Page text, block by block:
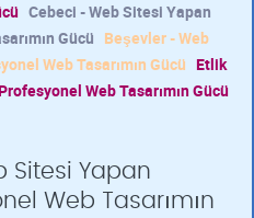
Cebeci - Web Sitesi Yapan
Gücü Beşevler - Web
Web Tasarımın Gücü Etlik
Web Tasarımın Gücü
Sitesi Yapan
Web Tasarımın